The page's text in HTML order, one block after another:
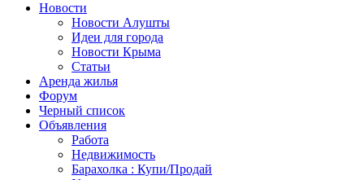
Новости
Новости Алушты
Идеи для города
Новости Крыма
Статьи
Аренда жилья
Форум
Черный список
Объявления
Работа
Недвижимость
Барахолка : Купи/Продай